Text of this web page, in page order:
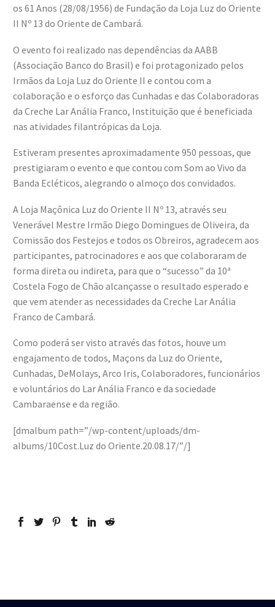
os 61 Anos (28/08/1956) de Fundação da Loja Luz do Oriente
II Nº 13 do Oriente de Cambará.
O evento foi realizado nas dependências da AABB
(Associação Banco do Brasil) e foi protagonizado pelos
Irmãos da Loja Luz do Oriente II e contou com a
colaboração e o esforço das Cunhadas e das Colaboradoras
da Creche Lar Anália Franco, Instituição que é beneficiada
nas atividades filantrópicas da Loja.
Estiveram presentes aproximadamente 950 pessoas, que
prestigiaram o evento e que contou com Som ao Vivo da
Banda Ecléticos, alegrando o almoço dos convidados.
A Loja Maçônica Luz do Oriente II Nº 13, através seu
Venerável Mestre Irmão Diego Domingues de Oliveira, da
Comissão dos Festejos e todos os Obreiros, agradecem aos
participantes, patrocinadores e aos que colaboraram de
forma direta ou indireta, para que o “sucesso” da 10ª
Costela Fogo de Chão alcançasse o resultado esperado e
que vem atender as necessidades da Creche Lar Anália
Franco de Cambará.
Como poderá ser visto através das fotos, houve um
engajamento de todos, Maçons da Luz do Oriente,
Cunhadas, DeMolays, Arco Iris, Colaboradores, funcionários
e voluntários do Lar Anália Franco e da sociedade
Cambaraense e da região.
[dmalbum path=”/wp-content/uploads/dm-
albums/10Cost.Luz do Oriente.20.08.17/”/]